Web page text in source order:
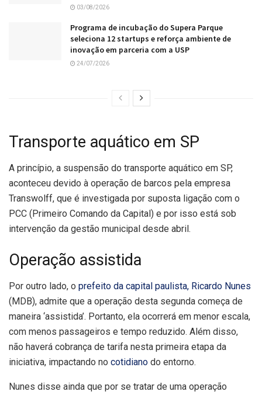
03/08/2026
Programa de incubação do Supera Parque
seleciona 12 startups e reforça ambiente de
inovação em parceria com a USP
24/07/2026
Transporte aquático em SP
A princípio, a suspensão do transporte aquático em SP,
aconteceu devido à operação de barcos pela empresa
Transwolff, que é investigada por suposta ligação com o
PCC (Primeiro Comando da Capital) e por isso está sob
intervenção da gestão municipal desde abril.
Operação assistida
Por outro lado, o prefeito da capital paulista, Ricardo Nunes
(MDB), admite que a operação desta segunda começa de
maneira ‘assistida’. Portanto, ela ocorrerá em menor escala,
com menos passageiros e tempo reduzido. Além disso,
não haverá cobrança de tarifa nesta primeira etapa da
iniciativa, impactando no cotidiano do entorno.
Nunes disse ainda que por se tratar de uma operação